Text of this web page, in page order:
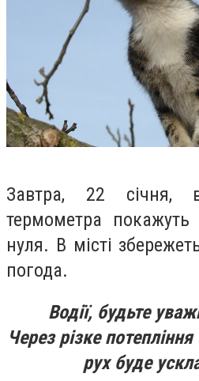
Завтра, 22 січня,
термометра
нуля. В місті
погода.
Водії, будьте
Через різке потепління
рух буде